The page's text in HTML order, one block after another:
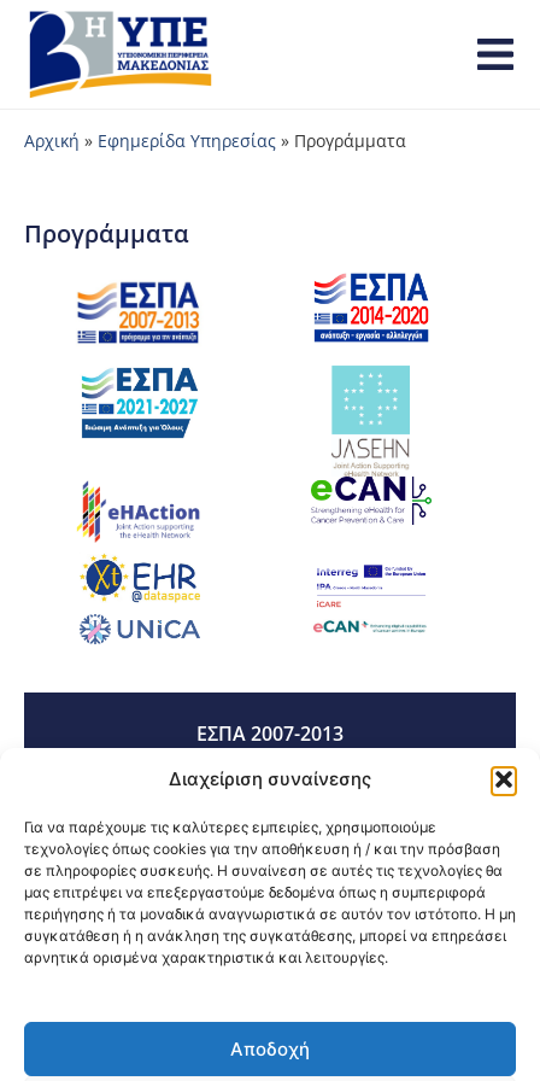
Διαχείριση συναίνεσης
Για να παρέχουμε τις καλύτερες εμπειρίες, χρησιμοποιούμε
τεχνολογίες όπως cookies για την αποθήκευση ή / και την πρόσβαση
σε πληροφορίες συσκευής. Η συναίνεση σε αυτές τις τεχνολογίες θα
μας επιτρέψει να επεξεργαστούμε δεδομένα όπως η συμπεριφορά
περιήγησης ή τα μοναδικά αναγνωριστικά σε αυτόν τον ιστότοπο. Η μη
συγκατάθεση ή η ανάκληση της συγκατάθεσης, μπορεί να επηρεάσει
αρνητικά ορισμένα χαρακτηριστικά και λειτουργίες.
Αποδοχή
Αρχική » Εφημερίδα Υπηρεσίας » Προγράμματα
Προγράμματα
ΕΣΠΑ 2007-2013
ΕΣΠΑ 2014-2020
ΕΣΠΑ 2021-2027
@2026 3ype.gr All rights reserved